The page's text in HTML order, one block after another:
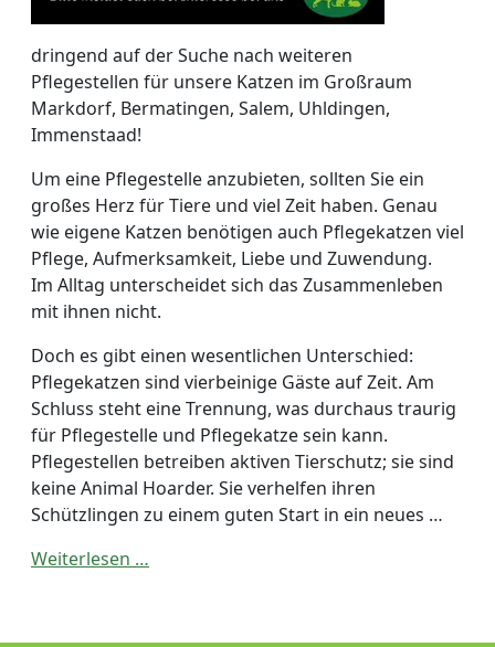
dringend auf der Suche nach weiteren
Pflegestellen für unsere Katzen im Großraum
Markdorf, Bermatingen, Salem, Uhldingen,
Immenstaad!
Um eine Pflegestelle anzubieten, sollten Sie ein
großes Herz für Tiere und viel Zeit haben. Genau
wie eigene Katzen benötigen auch Pflegekatzen viel
Pflege, Aufmerksamkeit, Liebe und Zuwendung.
Im Alltag unterscheidet sich das Zusammenleben
mit ihnen nicht.
Doch es gibt einen wesentlichen Unterschied:
Pflegekatzen sind vierbeinige Gäste auf Zeit. Am
Schluss steht eine Trennung, was durchaus traurig
für Pflegestelle und Pflegekatze sein kann.
Pflegestellen betreiben aktiven Tierschutz; sie sind
keine Animal Hoarder. Sie verhelfen ihren
Schützlingen zu einem guten Start in ein neues …
Weiterlesen …